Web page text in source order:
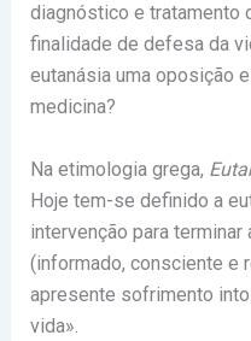
diagnóstico e tratamento
finalidade de defesa da
eutanásia uma oposição
medicina?
Na etimologia grega,
Hoje tem-se definido a
intervenção para
(informado, consciente e
apresente sofrimento
vida».